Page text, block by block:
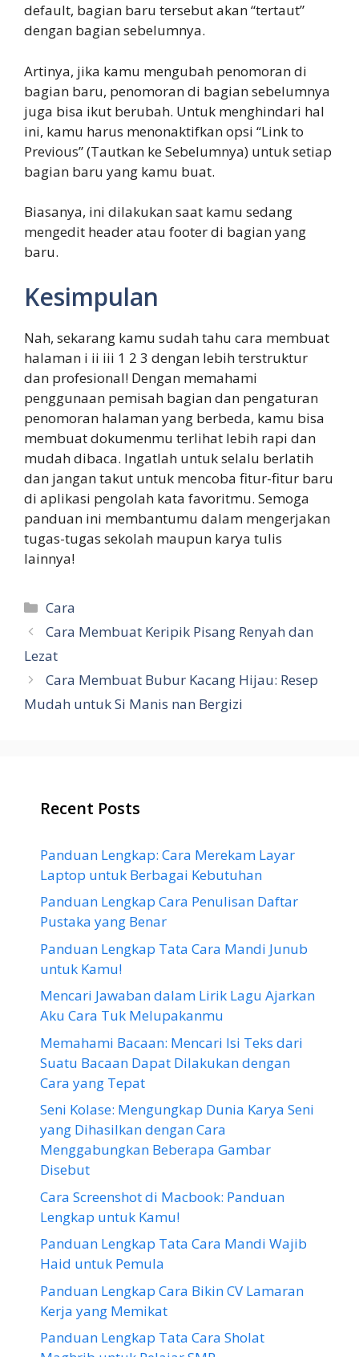
default, bagian baru tersebut akan “tertaut”
dengan bagian sebelumnya.
Artinya, jika kamu mengubah penomoran di
bagian baru, penomoran di bagian sebelumnya
juga bisa ikut berubah. Untuk menghindari hal
ini, kamu harus menonaktifkan opsi “Link to
Previous” (Tautkan ke Sebelumnya) untuk setiap
bagian baru yang kamu buat.
Biasanya, ini dilakukan saat kamu sedang
mengedit header atau footer di bagian yang
baru.
Kesimpulan
Nah, sekarang kamu sudah tahu cara membuat
halaman i ii iii 1 2 3 dengan lebih terstruktur
dan profesional! Dengan memahami
penggunaan pemisah bagian dan pengaturan
penomoran halaman yang berbeda, kamu bisa
membuat dokumenmu terlihat lebih rapi dan
mudah dibaca. Ingatlah untuk selalu berlatih
dan jangan takut untuk mencoba fitur-fitur baru
di aplikasi pengolah kata favoritmu. Semoga
panduan ini membantumu dalam mengerjakan
tugas-tugas sekolah maupun karya tulis
lainnya!
Categories
Cara
Cara Membuat Keripik Pisang Renyah dan
Lezat
Cara Membuat Bubur Kacang Hijau: Resep
Mudah untuk Si Manis nan Bergizi
Recent Posts
Panduan Lengkap: Cara Merekam Layar
Laptop untuk Berbagai Kebutuhan
Panduan Lengkap Cara Penulisan Daftar
Pustaka yang Benar
Panduan Lengkap Tata Cara Mandi Junub
untuk Kamu!
Mencari Jawaban dalam Lirik Lagu Ajarkan
Aku Cara Tuk Melupakanmu
Memahami Bacaan: Mencari Isi Teks dari
Suatu Bacaan Dapat Dilakukan dengan
Cara yang Tepat
Seni Kolase: Mengungkap Dunia Karya Seni
yang Dihasilkan dengan Cara
Menggabungkan Beberapa Gambar
Disebut
Cara Screenshot di Macbook: Panduan
Lengkap untuk Kamu!
Panduan Lengkap Tata Cara Mandi Wajib
Haid untuk Pemula
Panduan Lengkap Cara Bikin CV Lamaran
Kerja yang Memikat
Panduan Lengkap Tata Cara Sholat